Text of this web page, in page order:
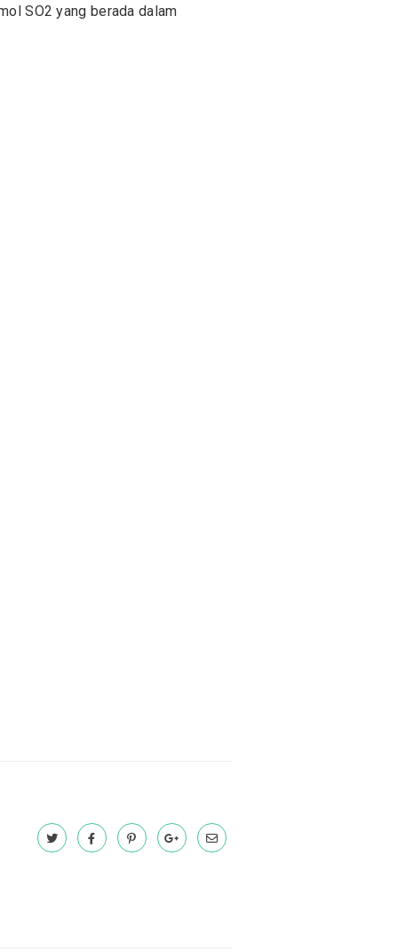
SO2 yang berada dalam